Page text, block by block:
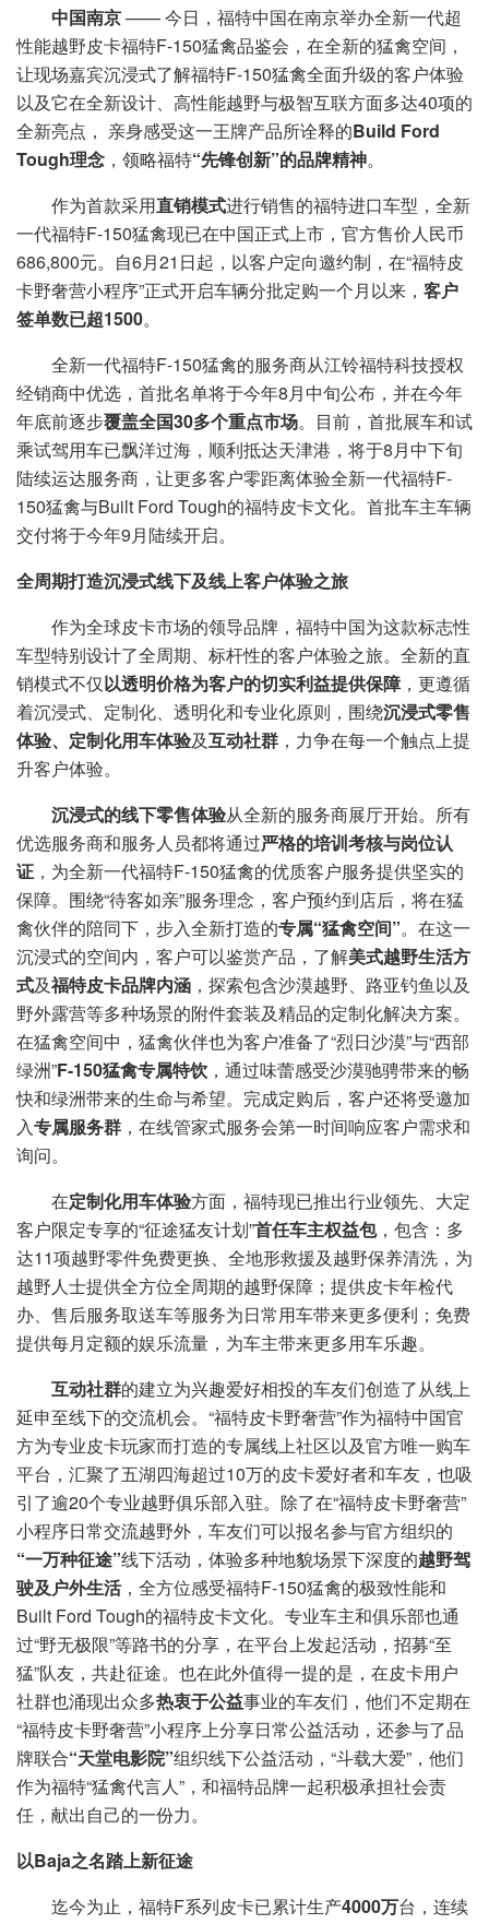
中国南京—— 今日，福特中国在南京举办全新一代超
性能越野皮卡福特F-150猛禽品鉴会，在全新的猛禽空间，
让现场嘉宾沉浸式了解福特F-150猛禽全面升级的客户体验
以及它在全新设计、高性能越野与极智互联方面多达40项的
全新亮点， 亲身感受这一王牌产品所诠释的Build Ford
Tough理念 ，领略福特“先锋创新”的品牌精神。
作为首款采用直销模式进行销售的福特进口车型，全新
一代福特F-150猛禽现已在中国正式上市，官方售价人民币
686,800元。自6月21日起，以客户定向邀约制，在“福特皮
卡野奢营小程序”正式开启车辆分批定购一个月以来， 客户
签单数已超1500。
全新一代福特F-150猛禽的服务商从江铃福特科技授权
经销商中优选，首批名单将于今年8月中旬公布，并在今年
年底前逐步覆盖全国30多个重点市场。目前，首批展车和试
乘试驾用车已飘洋过海，顺利抵达天津港，将于8月中下旬
陆续运达服务商，让更多客户零距离体验全新一代福特F-
150猛禽与Built Ford Tough的福特皮卡文化。首批车主车辆
交付将于今年9月陆续开启。
全周期打造沉浸式线下及线上客户体验之旅
作为全球皮卡市场的领导品牌，福特中国为这款标志性
车型特别设计了全周期、标杆性的客户体验之旅。全新的直
销模式不仅以透明价格为客户的切实利益提供保障 ，更遵循
着沉浸式、定制化、透明化和专业化原则，围绕沉浸式零售
体验、定制化用车体验及互动社群 ，力争在每一个触点上提
升客户体验。
沉浸式的线下零售体验从全新的服务商展厅开始。所有
优选服务商和服务人员都将通过严格的培训考核与岗位认
证 ，为全新一代福特F-150猛禽的优质客户服务提供坚实的
保障。围绕“待客如亲”服务理念，客户预约到店后，将在猛
禽伙伴的陪同下，步入全新打造的专属“猛禽空间”。在这一
沉浸式的空间内，客户可以鉴赏产品，了解美式越野生活方
式及福特皮卡品牌内涵 ，探索包含沙漠越野、路亚钓鱼以及
野外露营等多种场景的附件套装及精品的定制化解决方案。
在猛禽空间中，猛禽伙伴也为客户准备了“烈日沙漠”与“西部
绿洲”F-150猛禽专属特饮 ，通过味蕾感受沙漠驰骋带来的畅
快和绿洲带来的生命与希望。完成定购后，客户还将受邀加
入专属服务群 ，在线管家式服务会第一时间响应客户需求和
询问。
在定制化用车体验方面，福特现已推出行业领先、大定
客户限定专享的“征途猛友计划”首任车主权益包，包含：多
达11项越野零件免费更换、全地形救援及越野保养清洗，为
越野人士提供全方位全周期的越野保障；提供皮卡年检代
办、售后服务取送车等服务为日常用车带来更多便利；免费
提供每月定额的娱乐流量，为车主带来更多用车乐趣。
互动社群的建立为兴趣爱好相投的车友们创造了从线上
延申至线下的交流机会。“福特皮卡野奢营”作为福特中国官
方为专业皮卡玩家而打造的专属线上社区以及官方唯一购车
平台，汇聚了五湖四海超过10万的皮卡爱好者和车友，也吸
引了逾20个专业越野俱乐部入驻。除了在“福特皮卡野奢营”
小程序日常交流越野外，车友们可以报名参与官方组织的
“一万种征途”线下活动，体验多种地貌场景下深度的越野驾
驶及户外生活，全方位感受福特F-150猛禽的极致性能和
Built Ford Tough的福特皮卡文化。专业车主和俱乐部也通
过“野无极限”等路书的分享，在平台上发起活动，招募“至
猛”队友，共赴征途。也在此外值得一提的是，在皮卡用户
社群也涌现出众多热衷于公益事业的车友们，他们不定期在
“福特皮卡野奢营”小程序上分享日常公益活动，还参与了品
牌联合“天堂电影院”组织线下公益活动，“斗载大爱”，他们
作为福特“猛禽代言人”，和福特品牌一起积极承担社会责
任，献出自己的一份力。
以Baja之名踏上新征途
迄今为止，福特F系列皮卡已累计生产4000万台，连续